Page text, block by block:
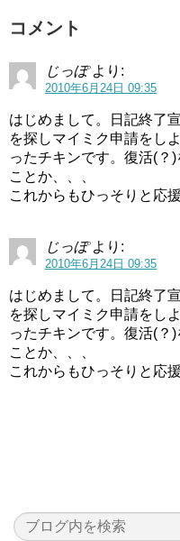
コメント
じっぽ より:
2010年6月24日 09:35
はじめまして。日記終了
を探しマイミク申請をし
ったチキンです。復活(？
ことか、、、
これからもひっそりと応
じっぽ より:
2010年6月24日 09:35
はじめまして。日記終了
を探しマイミク申請をし
ったチキンです。復活(？
ことか、、、
これからもひっそりと応